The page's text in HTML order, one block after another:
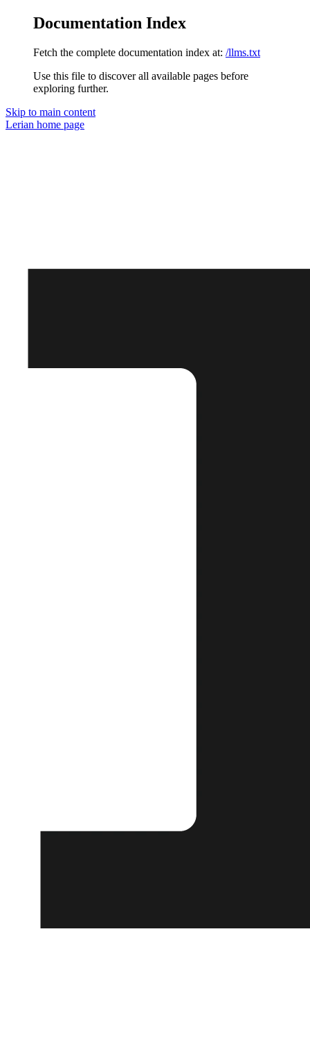
Documentation Index
Fetch the complete documentation index at: /llms.txt
Use this file to discover all available pages before
exploring further.
Skip to main content
Lerian home page